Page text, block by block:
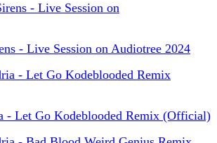
- Live Session on Audiotree 2024
- Let Go Kodeblooded Remix (Official)